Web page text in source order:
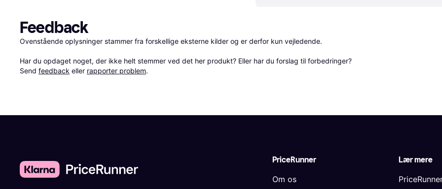
Feedback
Ovenstående oplysninger stammer fra forskellige eksterne kilder og er derfor kun vejledende.
Har du opdaget noget, der ikke helt stemmer ved det her produkt? Eller har du forslag til forbedringer?
Send feedback eller rapporter problem.
PriceRunner
Om os
Lær mere